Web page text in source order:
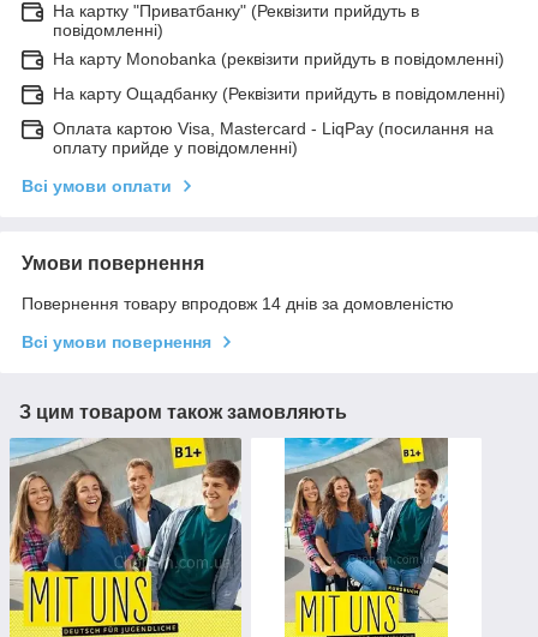
На картку "Приватбанку" (Реквізити прийдуть в
повідомленні)
На карту Monobanka (реквізити прийдуть в повідомленні)
На карту Ощадбанку (Реквізити прийдуть в повідомленні)
Оплата картою Visa, Mastercard - LiqPay (посилання на
оплату прийде у повідомленні)
Всі умови оплати
Умови повернення
Повернення товару впродовж 14 днів за домовленістю
Всі умови повернення
З цим товаром також замовляють